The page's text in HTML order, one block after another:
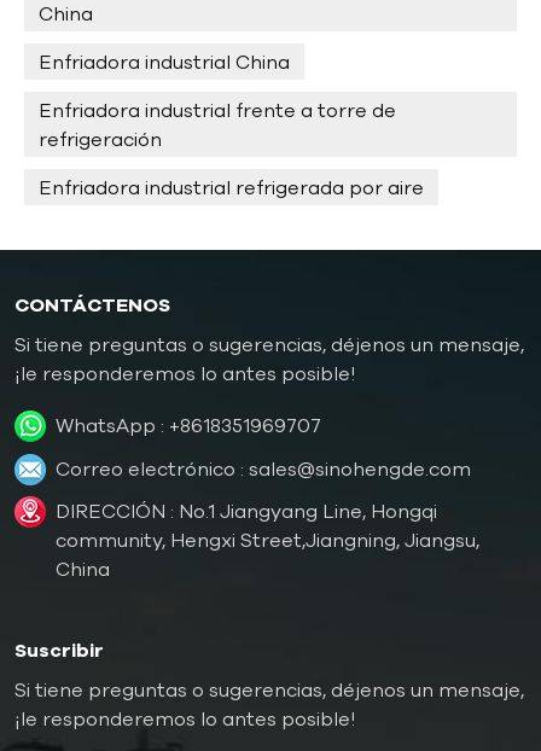
China
Enfriadora industrial China
Enfriadora industrial frente a torre de
refrigeración
Enfriadora industrial refrigerada por aire
CONTÁCTENOS
Si tiene preguntas o sugerencias, déjenos un mensaje,
¡le responderemos lo antes posible!
WhatsApp : +8618351969707
Correo electrónico : sales@sinohengde.com
DIRECCIÓN : No.1 Jiangyang Line, Hongqi
community, Hengxi Street,Jiangning, Jiangsu,
China
Suscribir
Si tiene preguntas o sugerencias, déjenos un mensaje,
¡le responderemos lo antes posible!